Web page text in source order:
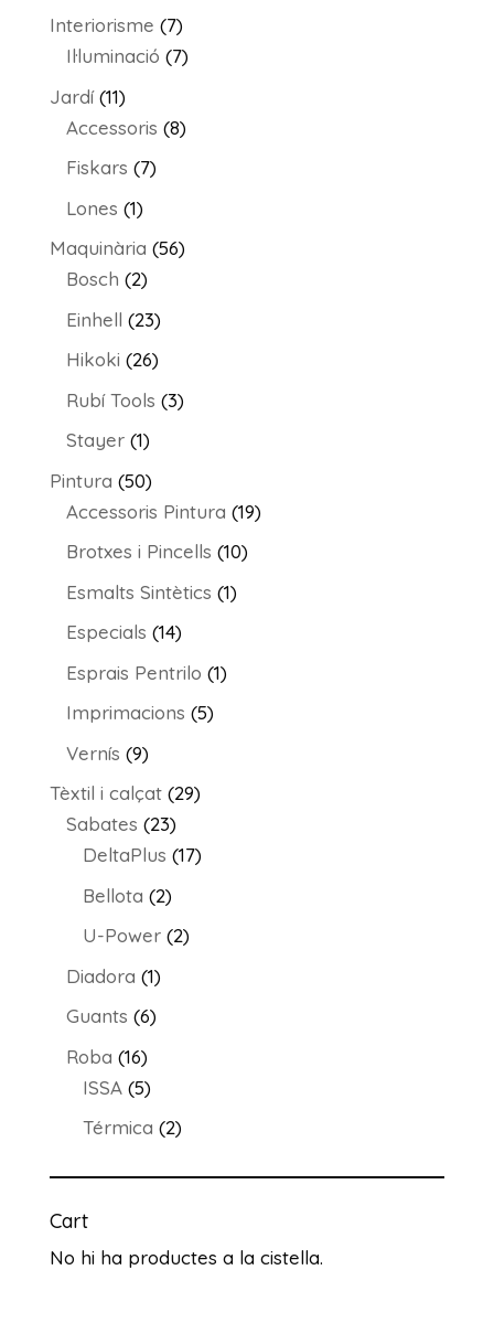
productes
Interiorisme 77
productes
Il·luminació 77
Jardí 1111
productes
Accessoris 88
Fiskars 77
Lones 11
producte
Maquinària 5656
Bosch 22
productes
Einhell 2323
productes
Hikoki 2626
productes
Rubí Tools 33
Stayer 11
producte
Pintura 5050
productes
Accessoris Pintura 1919
Brotxes i Pincells 1010
Esmalts Sintètics 11
Especials 1414
productes
Esprais Pentrilo 11
Imprimacions 55
Vernís 99
productes
Tèxtil i calçat 2929
Sabates 2323
productes
DeltaPlus 1717
Bellota 22
productes
U-Power 22
Diadora 11
producte
Guants 66
Roba 1616
productes
ISSA 55
productes
Térmica 22
Cart
No hi ha productes a la cistella.